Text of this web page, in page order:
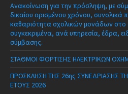
Ανακοίνωση για την πρόσληψη, με
δικαίου ορισμένου χρόνου, συνολικά
καθαριότητα σχολικών μονάδων στο
συγκεκριμένα, ανά υπηρεσία, έδρα,
σύμβασης.
ΣΤΑΘΜΟΙ ΦΟΡΤΙΣΗΣ ΗΛΕΚΤΡΙΚΩΝ
ΠΡΟΣΚΛΗΣΗ ΤΗΣ 26ης ΣΥΝΕΔΡΙΑΣΗΣ
ΕΤΟΥΣ 2026